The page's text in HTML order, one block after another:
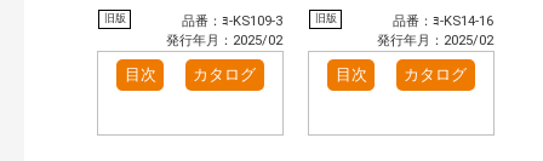
旧版
品番：ﾖ-KS109-3
発行年月：2025/02
目次 カタログ
旧版
品番：ﾖ-KS14-16
発行年月：2025/02
目次 カタログ